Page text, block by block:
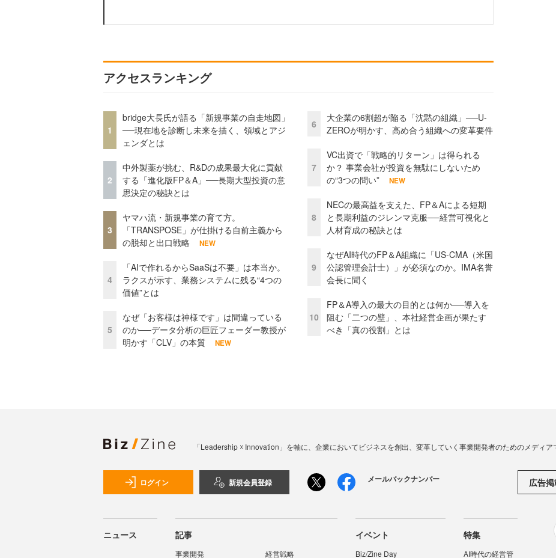
アクセスランキング
1
bridge大長氏が語る「新規事業の自走地図」
──現在地を診断し未来を描く、領域とアジ
ェンダとは
2
中外製薬が挑む、R&Dの成果最大化に貢献
する「進化版FP＆A」──長期大型投資の意
思決定の秘訣とは
3
ヤマハ流・新規事業の育て方。
「TRANSPOSE」が仕掛ける自前主義から
の脱却と出口戦略
NEW
4
「AIで作れるからSaaSは不要」は本当か。
ラクスが示す、業務システムに残る“4つの
価値”とは
5
なぜ「お客様は神様です」は間違っている
のか──データ分析の巨匠フェーダー教授が
明かす「CLV」の本質
NEW
6
大企業の6割超が陥る「沈黙の組織」──U-
ZEROが明かす、高め合う組織への変革要件
7
VC出資で「戦略的リターン」は得られる
か？ 事業会社が投資を無駄にしないため
の“3つの問い”
NEW
8
NECの最高益を支えた、FP＆Aによる短期
と長期利益のジレンマ克服──経営可視化と
人材育成の秘訣とは
9
なぜAI時代のFP＆A組織に「US-CMA（米国
公認管理会計士）」が必須なのか。IMA名誉
会長に聞く
10
FP＆A導入の最大の目的とは何か──導入を
阻む「二つの壁」、本社経営企画が果たす
べき「真の役割」とは
「Leadership ☓ Innovation」を軸に、企業においてビジネスを創出、変革していく事業開発者のためのメディア
ログイン 新規会員登録 メールバックナンバー 広告
ニュース 記事
事業開発 経営戦略
イベント
Biz/Zine Day
特集
AI時代の経営管